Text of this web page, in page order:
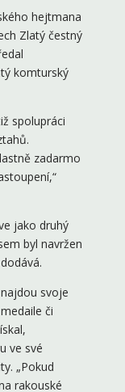
hejtmana
Zlatý čestný
komturský
spolupráci
zadarmo
jako druhý
byl navržen
svoje
či
ve své
„Pokud
rakouské